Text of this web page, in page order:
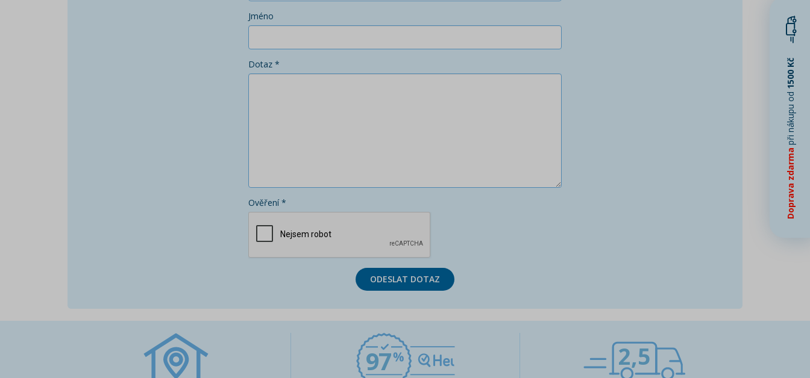
Jméno
Dotaz *
Ověření *
ODESLAT DOTAZ
97 2,5
Doprava zdarma
při nákupu od
1500 Kč